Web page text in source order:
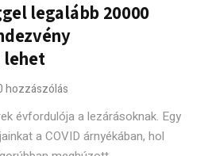
legalább 20000
hozzászólás
évfordulója a lezárásoknak. Egy
a COVID árnyékában, hol